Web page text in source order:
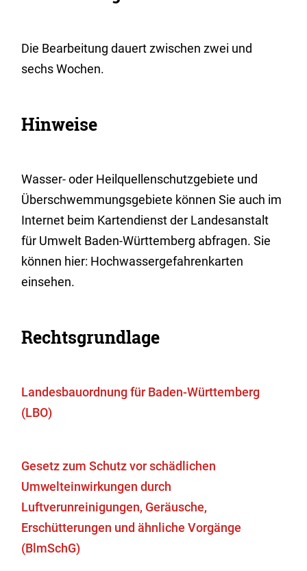
Die Bearbeitung dauert zwischen zwei und
sechs Wochen.
Hinweise
Wasser- oder Heilquellenschutzgebiete und
Überschwemmungsgebiete können Sie auch im
Internet beim Kartendienst der Landesanstalt
für Umwelt Baden-Württemberg abfragen. Sie
können hier: Hochwassergefahrenkarten
einsehen.
Rechtsgrundlage
Landesbauordnung für Baden-Württemberg
(LBO)
Gesetz zum Schutz vor schädlichen
Umwelteinwirkungen durch
Luftverunreinigungen, Geräusche,
Erschütterungen und ähnliche Vorgänge
(BlmSchG)